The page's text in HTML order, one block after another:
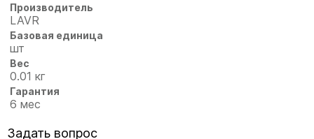
Производитель
LAVR
Базовая единица
шт
Вес
0.01 кг
Гарантия
6 мес
Задать вопрос